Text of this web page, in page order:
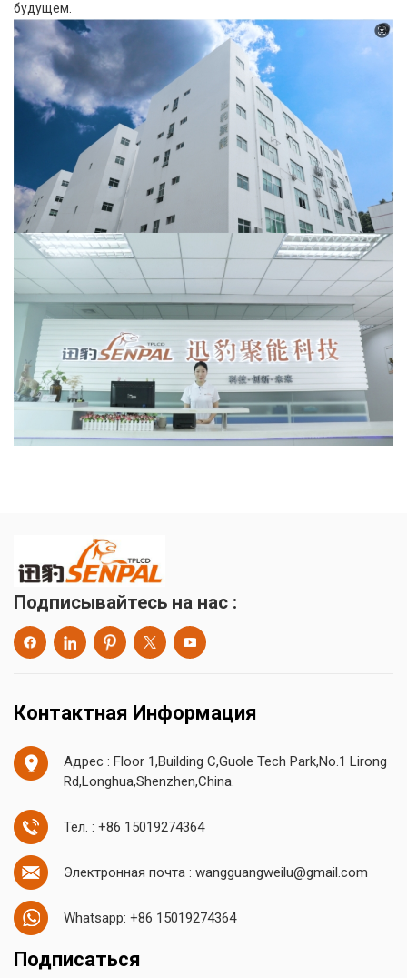
будущем.
Подписывайтесь на нас :
Контактная Информация
Адрес : Floor 1,Building C,Guole Tech Park,No.1 Lirong
Rd,Longhua,Shenzhen,China.
Тел. : +86 15019274364
Электронная почта : wangguangweilu@gmail.com
Whatsapp: +86 15019274364
Подписаться